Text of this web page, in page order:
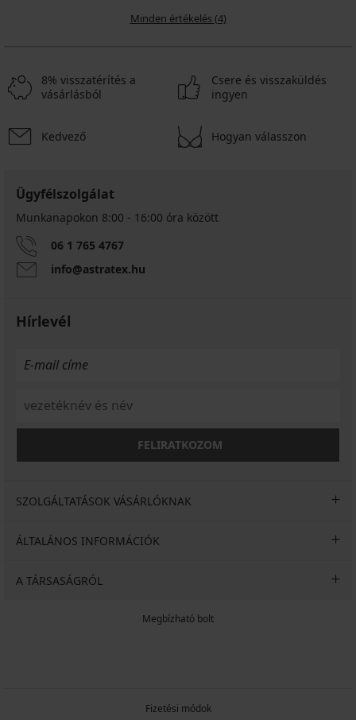
Minden értékelés (4)
8% visszatérítés a
vásárlásból
Csere és visszaküldés
ingyen
Kedvező Hogyan válasszon
Ügyfélszolgálat
Munkanapokon 8:00 - 16:00 óra között
06 1 765 4767
info@astratex.hu
Hírlevél
FELIRATKOZOM
SZOLGÁLTATÁSOK VÁSÁRLÓKNAK
ÁLTALÁNOS INFORMÁCIÓK
A TÁRSASÁGRÓL
Megbízható bolt
Fizetési módok